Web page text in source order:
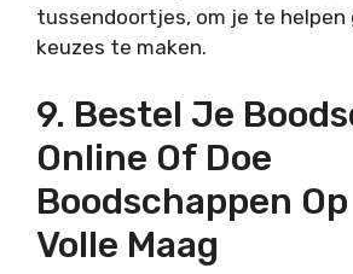
tussendoortjes, om je te helpen
keuzes te maken.
9. Bestel Je
Online Of Doe
Boodschappen
Volle Maag